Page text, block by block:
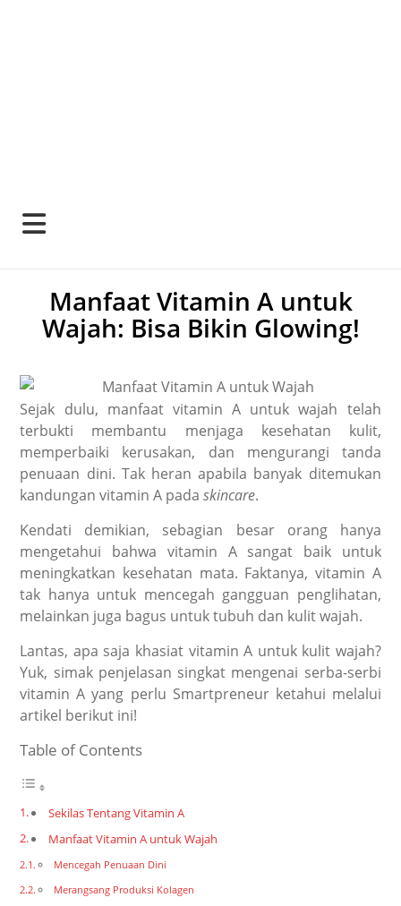
Manfaat Vitamin A untuk
Wajah: Bisa Bikin Glowing!
Sejak dulu, manfaat vitamin A untuk wajah telah
terbukti membantu menjaga kesehatan kulit,
memperbaiki kerusakan, dan mengurangi tanda
penuaan dini. Tak heran apabila banyak ditemukan
kandungan vitamin A padaskincare.
Kendati demikian, sebagian besar orang hanya
mengetahui bahwa vitamin A sangat baik untuk
meningkatkan kesehatan mata. Faktanya, vitamin A
tak hanya untuk mencegah gangguan penglihatan,
melainkan juga bagus untuk tubuh dan kulit wajah.
Lantas, apa saja khasiat vitamin A untuk kulit wajah?
Yuk, simak penjelasan singkat mengenai serba-serbi
vitamin A yang perlu Smartpreneur ketahui melalui
artikel berikut ini!
Table of Contents
Sekilas Tentang Vitamin A
Manfaat Vitamin A untuk Wajah
Mencegah Penuaan Dini
Merangsang Produksi Kolagen